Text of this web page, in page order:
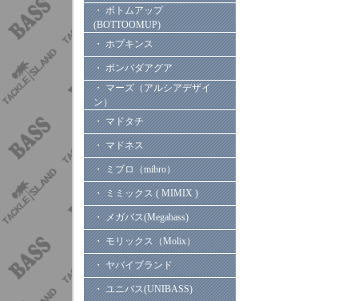
・ ボトムアップ
(BOTTOOMUP)
・ ホプキンス
・ ボンバダアグア
・ マーズ（アルシアデザイ
ン）
・ マドタチ
・ マドネス
・ ミブロ（mibro）
・ ミミックス ( MIMIX )
・ メガバス(Megabass)
・ モリックス（Molix）
・ ヤバイブランド
・ ユニバス(UNIBASS)